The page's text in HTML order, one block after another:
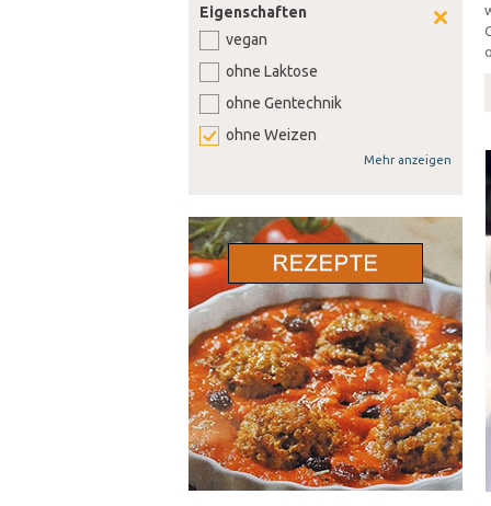
Eigenschaften
vegan
ohne Laktose
ohne Gentechnik
ohne Weizen
ohne Sellerie
ohne Lupine
ohne Gluten
ohne Nüsse
Mehr anzeigen